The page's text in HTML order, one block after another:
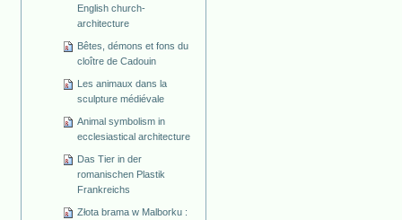
English church-
architecture
Bêtes, démons et fons du
cloître de Cadouin
Les animaux dans la
sculpture médiévale
Animal symbolism in
ecclesiastical architecture
Das Tier in der
romanischen Plastik
Frankreichs
Złota brama w Malborku :